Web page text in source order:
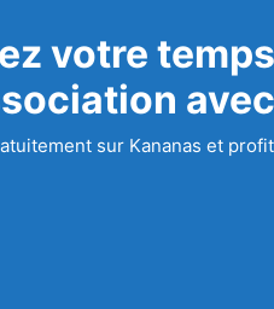
votre
sur Kananas et